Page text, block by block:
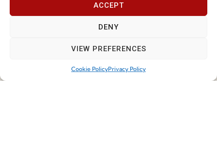
ACCEPT
DENY
VIEW PREFERENCES
Cookie PolicyPrivacy Policy
Privacy Policy